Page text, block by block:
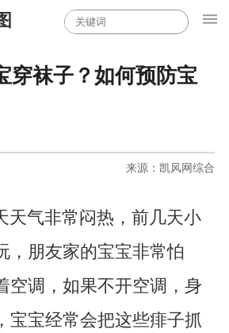
穿袜子？如何预防宝
来源：凯风网综合
天气非常闷热，前几天小
，朋友家的宝宝非常怕
空调，如果不开空调，身
宝宝经常会把这些痱子抓